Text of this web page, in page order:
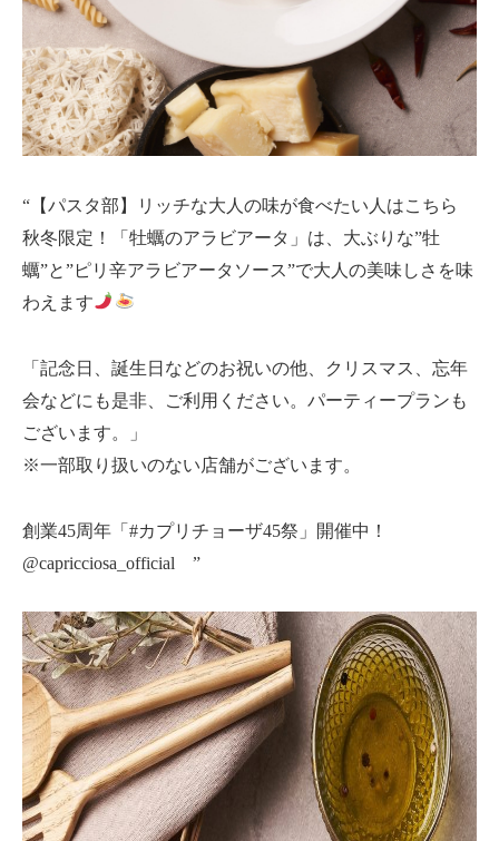
“【パスタ部】リッチな大人の味が食べたい人はこちら
秋冬限定！「牡蠣のアラビアータ」は、大ぶりな”牡
蠣”と”ピリ辛アラビアータソース”で大人の美味しさを味
わえます
「記念日、誕生日などのお祝いの他、クリスマス、忘年
会などにも是非、ご利用ください。パーティープランも
ございます。」
※一部取り扱いのない店舗がございます。
創業45周年「#カプリチョーザ45祭」開催中！
@capricciosa_official ”